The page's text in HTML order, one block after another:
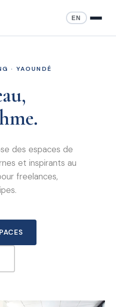
EN
· YAOUNDÉ
des espaces de
et inspirants au
freelances,